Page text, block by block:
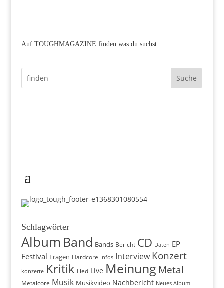
Auf TOUGHMAGAZINE finden was du suchst...
Schlagwörter
Album Band Bands Bericht CD Daten EP
Festival Fragen Hardcore Infos Interview Konzert
konzerte Kritik Lied Live Meinung Metal
Metalcore Musik Musikvideo Nachbericht Neues Album